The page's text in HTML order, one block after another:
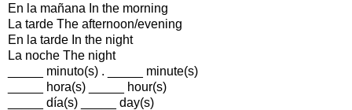
En la mañana In the morning
La tarde The afternoon/evening
En la tarde In the night
La noche The night
_____ minuto(s) . _____ minute(s)
_____ hora(s) _____ hour(s)
_____ día(s) _____ day(s)